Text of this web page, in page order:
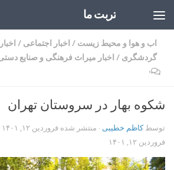
تربت ما
اب و هوا و محیط زیست / اخبار اجتماعی /
گردشگری / اخبار میراث فرهنگی و صنایع
۰
شکوه بهار در سروستان تهران
توسطکاظم خطیبی · منتشر شده فروردین ۱۲, ۱۴۰۱
فروردین ۱۲, ۱۴۰۱